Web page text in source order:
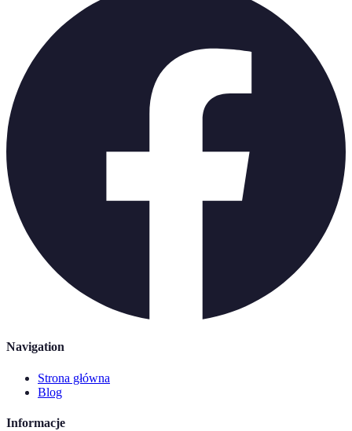
Navigation
Strona główna
Blog
Informacje